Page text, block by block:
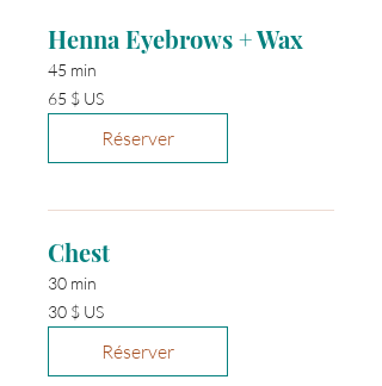
Henna Eyebrows + Wax
45 min
65 dollars
des
États-
65 $ US
Réserver
Chest
30 min
30 dollars
des
États-
30 $ US
Réserver